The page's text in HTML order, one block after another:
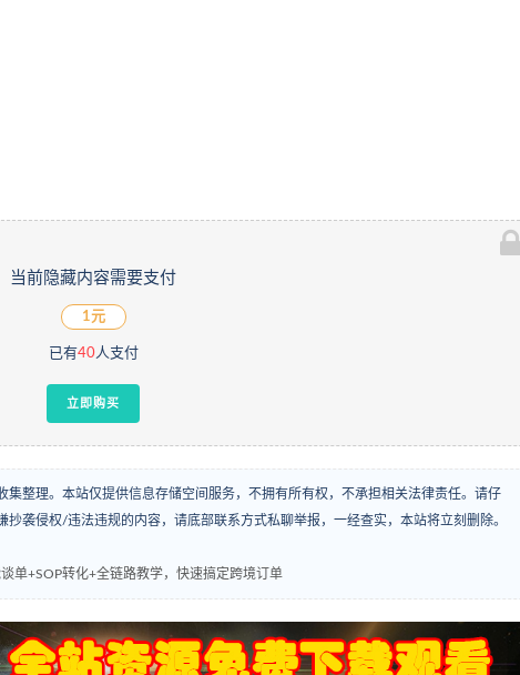
当前隐藏内容需要支付
1元
已有40人支付
立即购买
整理。本站仅提供信息存储空间服务，不拥有所有权，不承担相关法律责任。请仔
袭侵权/违法违规的内容，请底部联系方式私聊举报，一经查实，本站将立刻删除。
单+SOP转化+全链路教学，快速搞定跨境订单